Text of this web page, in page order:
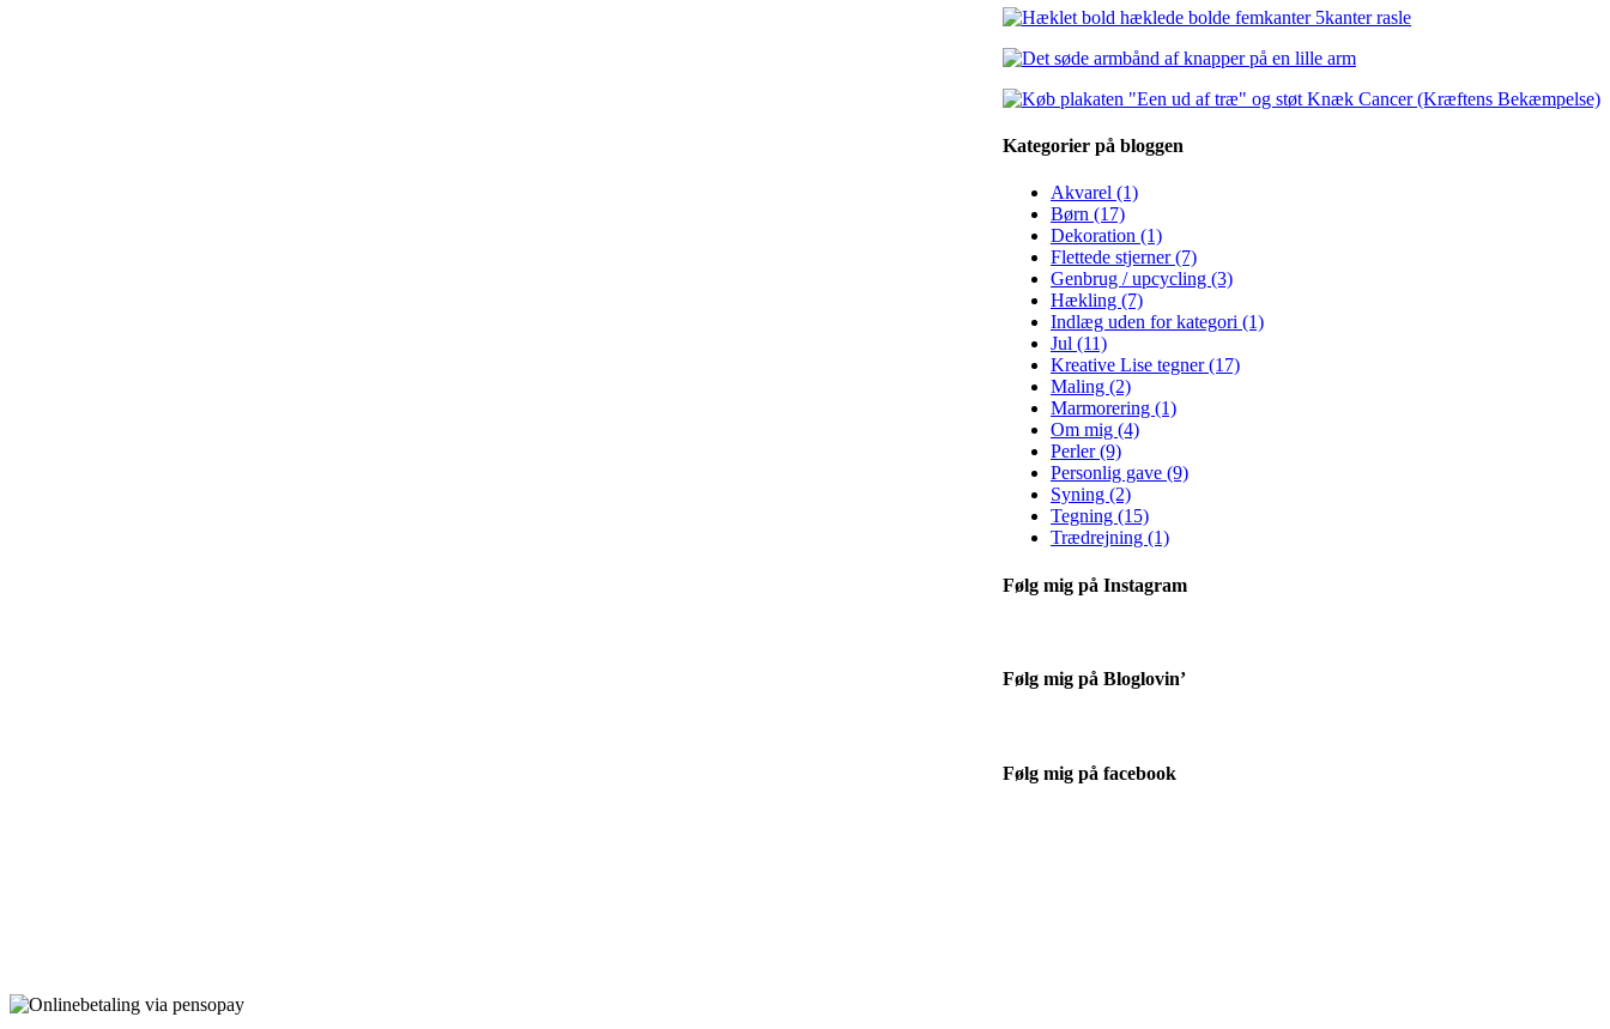
Kategorier på bloggen
Akvarel (1)
Børn (17)
Dekoration (1)
Flettede stjerner (7)
Genbrug / upcycling (3)
Hækling (7)
Indlæg uden for kategori (1)
Jul (11)
Kreative Lise tegner (17)
Maling (2)
Marmorering (1)
Om mig (4)
Perler (9)
Personlig gave (9)
Syning (2)
Tegning (15)
Trædrejning (1)
Følg mig på Instagram
Følg mig på Bloglovin’
Følg mig på facebook